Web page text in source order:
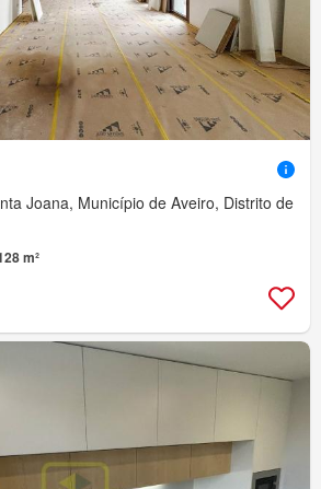
Joana, Município de Aveiro, Distrito de
m²